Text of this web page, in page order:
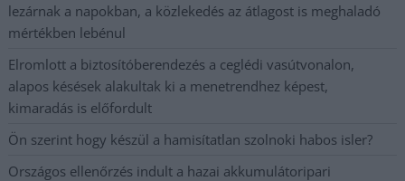
lezárnak a napokban, a közlekedés az átlagost is meghaladó
mértékben lebénul
Elromlott a biztosítóberendezés a ceglédi vasútvonalon,
alapos késések alakultak ki a menetrendhez képest,
kimaradás is előfordult
Ön szerint hogy készül a hamisítatlan szolnoki habos isler?
Országos ellenőrzés indult a hazai akkumulátoripari